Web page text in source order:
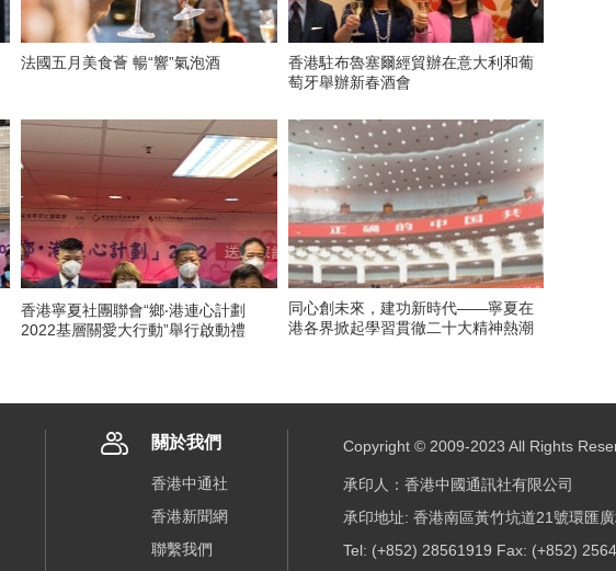
法國五月美食薈 暢“響”氣泡酒
香港駐布魯塞爾經貿辦在意大利和葡
萄牙舉辦新春酒會
香港寧夏社團聯會“鄉‧港連心計劃
2022基層關愛大行動”舉行啟動禮
同心創未來，建功新時代——寧夏在
港各界掀起學習貫徹二十大精神熱潮
關於我們
香港中通社
香港新聞網
聯繫我們
Copyright © 2009-2023 All Rights
承印人：香港中國通訊社有限公司
承印地址: 香港南區黃竹坑道21號環匯
Tel: (+852) 28561919 Fax: (+852)